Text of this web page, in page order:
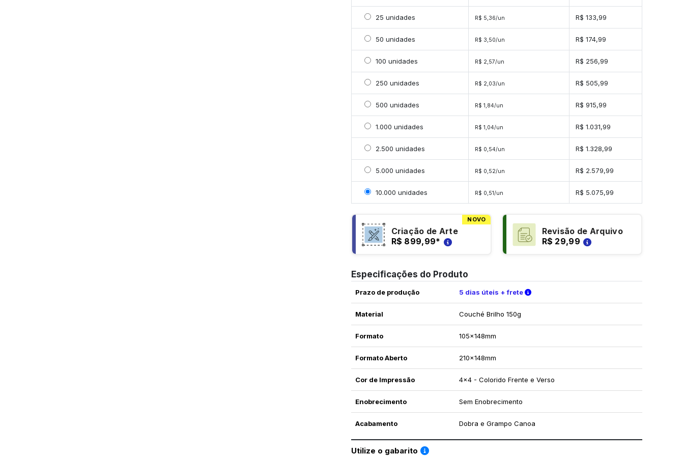
Selecionar 25 unidades
25 unidades R$ 5,36/un R$ 133,99
Selecionar 50 unidades
50 unidades R$ 3,50/un R$ 174,99
Selecionar 100 unidades
100 unidades R$ 2,57/un R$ 256,99
Selecionar 250 unidades
250 unidades R$ 2,03/un R$ 505,99
Selecionar 500 unidades
500 unidades R$ 1,84/un R$ 915,99
Selecionar 1000 unidades
1.000 unidades R$ 1,04/un R$ 1.031,99
Selecionar 2500 unidades
2.500 unidades R$ 0,54/un R$ 1.328,99
Selecionar 5000 unidades
5.000 unidades R$ 0,52/un R$ 2.579,99
Selecionar 10000 unidades
10.000 unidades R$ 0,51/un R$ 5.075,99
NOVO
Criação de Arte
R$ 899,99*
Revisão de Arquivo
R$ 29,99
Especificações do Produto
Prazo de produção 5 dias úteis + frete Verifique as condições de entrega
Material Couché Brilho 150g
Formato 105x148mm
Formato Aberto 210x148mm
Cor de Impressão 4x4 - Colorido Frente e Verso
Enobrecimento Sem Enobrecimento
Acabamento Dobra e Grampo Canoa
Utilize o gabarito Saiba como utilizar os nossos gabaritos